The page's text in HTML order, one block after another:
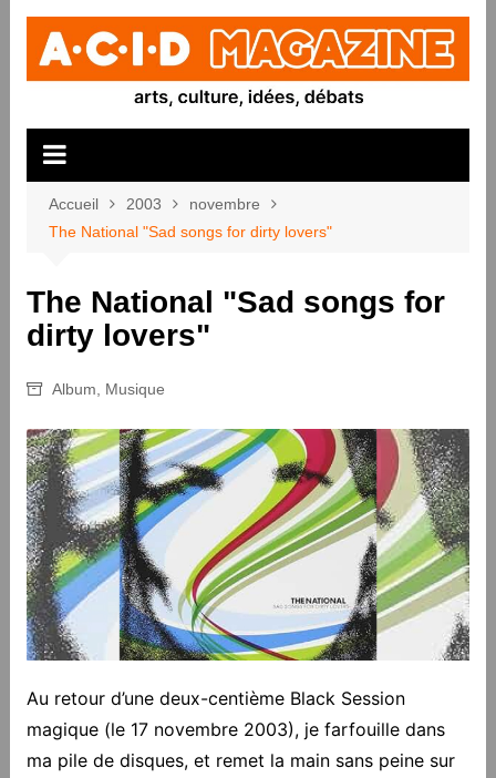
Aller
contenu
Accueil 2003
novembre
The National "Sad songs for dirty lovers"
The National "Sad songs for
dirty lovers"
Album, Musique
Au retour d’une deux-centième Black Session
magique (le 17 novembre 2003), je farfouille dans
ma pile de disques, et remet la main sans peine sur